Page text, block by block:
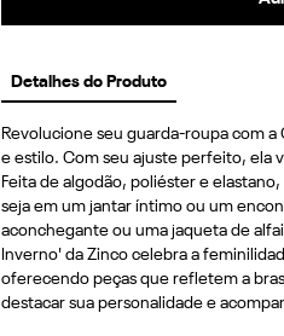
Detalhes do Produto
Revolucione seu guarda-roupa com
e estilo. Com seu ajuste perfeito, ela
Feita de algodão, poliéster e
seja em um jantar íntimo ou um
aconchegante ou uma jaqueta de
Inverno' da Zinco celebra a
oferecendo peças que refletem a
destacar sua personalidade e